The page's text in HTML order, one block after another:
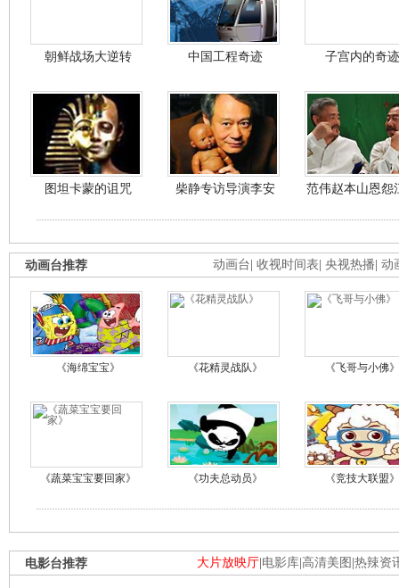
朝鲜战场大逆转 中国工程奇迹 子宫内的奇迹
图坦卡蒙的诅咒 柴静专访导演李安 范伟赵本山恩怨
动画台 收视时间表 央视热播 动
动画台推荐
《海绵宝宝》 《花精灵战队》 《飞哥与小佛》
《蔬菜宝宝要回家》 《功夫总动员》 《竞技大联盟》
大片放映厅 电影库 高清美图 热辣资
电影台推荐